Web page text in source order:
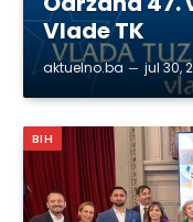
Vlade TK
aktuelno.ba jul 30,
BIH